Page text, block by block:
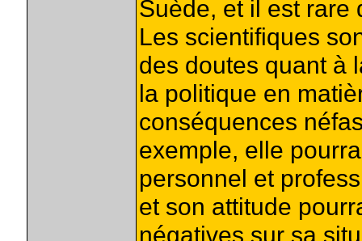
Suède, et il est rare
Les scientifiques
des doutes quant à
la politique en
conséquences
exemple, elle
personnel et
et son attitude
négatives sur sa